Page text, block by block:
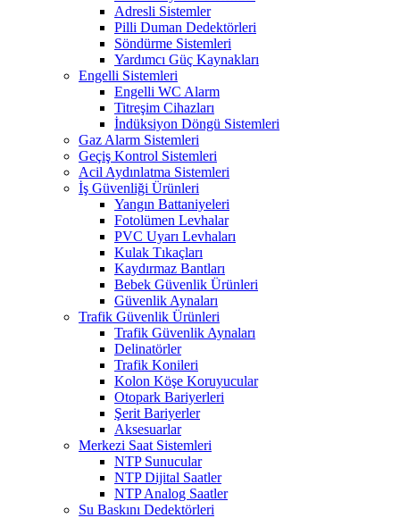
Adresli Sistemler
Pilli Duman Dedektörleri
Söndürme Sistemleri
Yardımcı Güç Kaynakları
Engelli Sistemleri
Engelli WC Alarm
Titreşim Cihazları
İndüksiyon Döngü Sistemleri
Gaz Alarm Sistemleri
Geçiş Kontrol Sistemleri
Acil Aydınlatma Sistemleri
İş Güvenliği Ürünleri
Yangın Battaniyeleri
Fotolümen Levhalar
PVC Uyarı Levhaları
Kulak Tıkaçları
Kaydırmaz Bantları
Bebek Güvenlik Ürünleri
Güvenlik Aynaları
Trafik Güvenlik Ürünleri
Trafik Güvenlik Aynaları
Delinatörler
Trafik Konileri
Kolon Köşe Koruyucular
Otopark Bariyerleri
Şerit Bariyerler
Aksesuarlar
Merkezi Saat Sistemleri
NTP Sunucular
NTP Dijital Saatler
NTP Analog Saatler
Su Baskını Dedektörleri